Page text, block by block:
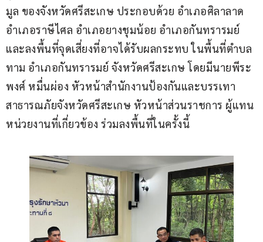
มูล ของจังหวัดศรีสะเกษ ประกอบด้วย อำเภอศิลาลาด
อำเภอราษีไศล อำเภอยางชุมน้อย อำเภอกันทรารมย์
และลงพื้นที่จุดเสี่ยงที่อาจได้รับผลกระทบ ในพื้นที่ตำบล
ทาม อำเภอกันทรารมย์ จังหวัดศรีสะเกษ โดยมีนายพีระ
พงศ์ หมื่นผ่อง หัวหน้าสำนักงานป้องกันและบรรเทา
สาธารณภัยจังหวัดศรีสะเกษ หัวหน้าส่วนราชการ ผู้แทน
หน่วยงานที่เกี่ยวข้อง ร่วมลงพื้นที่ในครั้งนี้